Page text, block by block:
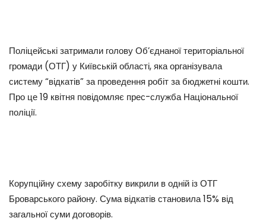
Поліцейські затримали голову Об’єднаної територіальної
громади (ОТГ) у Київській області, яка організувала
систему “відкатів” за проведення робіт за бюджетні кошти.
Про це 19 квітня повідомляє прес-служба Національної
поліції.
Корупційну схему заробітку викрили в одній із ОТГ
Броварського району. Сума відкатів становила 15% від
загальної суми договорів.